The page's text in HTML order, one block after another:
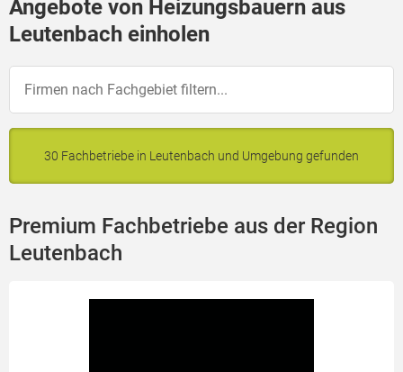
Angebote von Heizungsbauern aus
Leutenbach einholen
30 Fachbetriebe in Leutenbach und Umgebung gefunden
Premium Fachbetriebe aus der Region
Leutenbach